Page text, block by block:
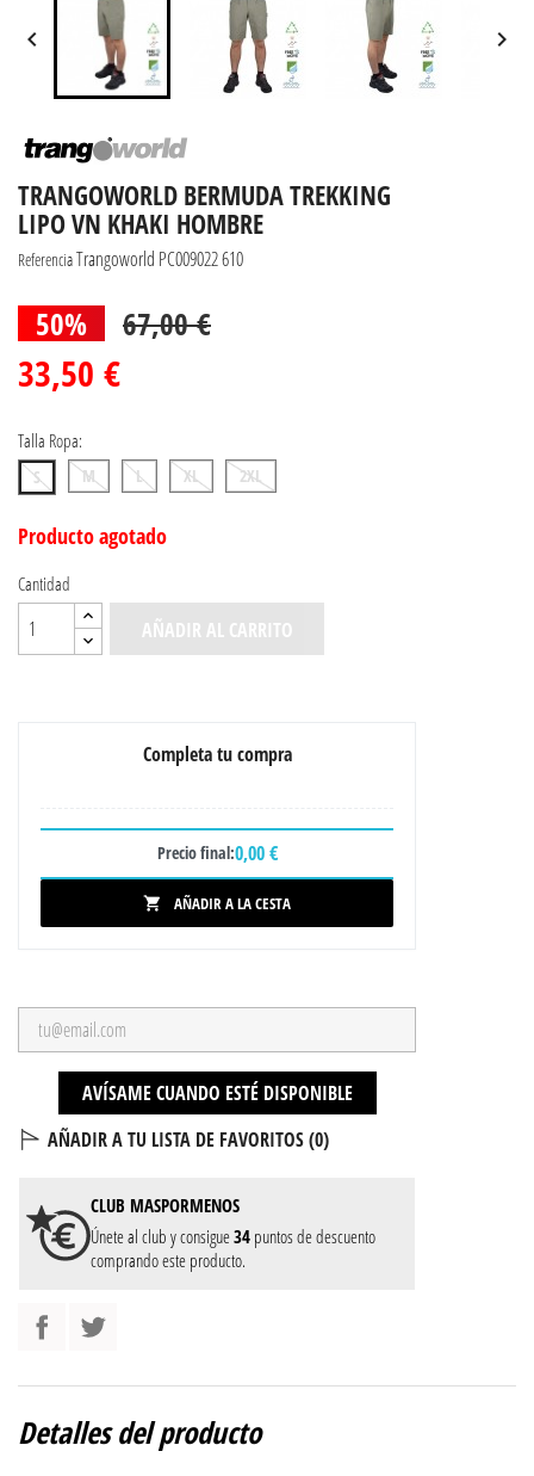
 
TRANGOWORLD BERMUDA TREKKING
LIPO VN KHAKI HOMBRE
ReferenciaTrangoworld PC009022 610
50% 67,00 €
33,50 €
Talla Ropa:
S M L XL 2XL
Producto agotado
Cantidad
AÑADIR AL CARRITO
Completa tu compra
Precio final:0,00 €
 AÑADIR A LA CESTA
AVÍSAME CUANDO ESTÉ DISPONIBLE
AÑADIR A TU LISTA DE FAVORITOS (0)
CLUB MASPORMENOS
Únete al club y consigue34 puntos de descuento
comprando este producto.
Detalles del producto